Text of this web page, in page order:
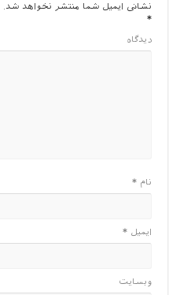
نشانی ایمیل شما منتشر نخواهد شد.
*
دیدگاه
نام*
ایمیل*
وبسایت